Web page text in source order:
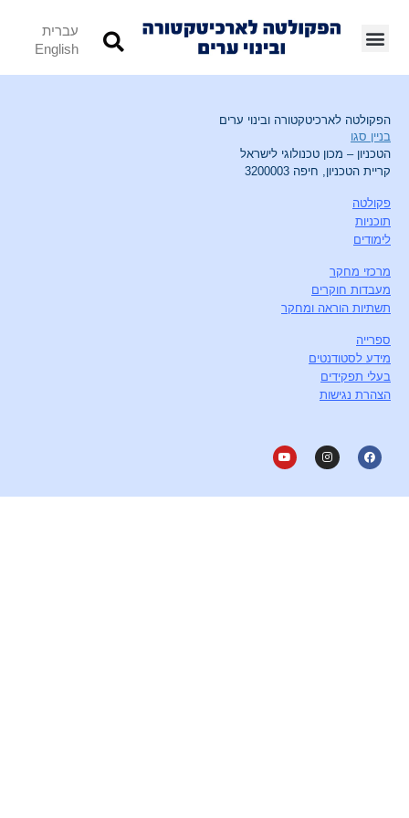
עברית
English
הפקולטה לארכיטקטורה ובינוי ערים
בניין סגו
הטכניון – מכון טכנולוגי לישראל
קריית הטכניון, חיפה 3200003
פקולטה
תוכניות
לימודים
מרכזי מחקר
מעבדות חוקרים
תשתיות הוראה ומחקר
ספרייה
מידע לסטודנטים
בעלי תפקידים
הצהרת נגישות